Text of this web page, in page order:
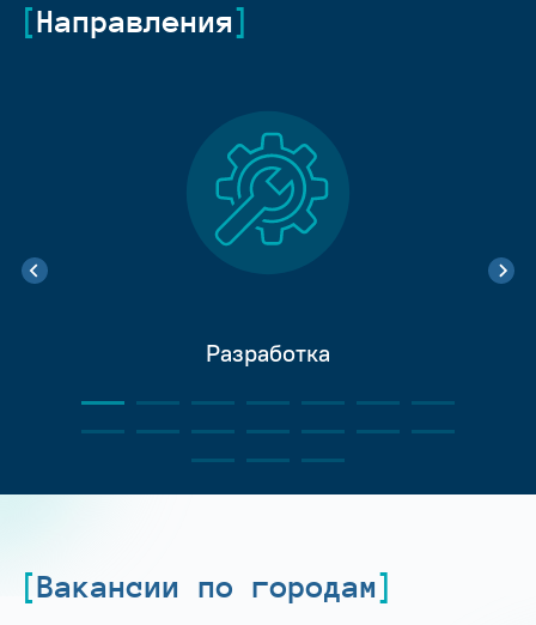
Направления
Разработка
Вакансии по городам